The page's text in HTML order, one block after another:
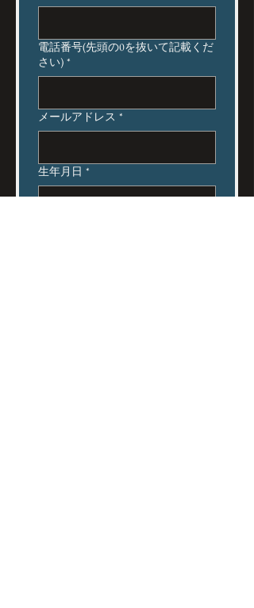
電話番号(先頭の0を抜いて記載くだ
さい) *
メールアドレス *
生年月日 *